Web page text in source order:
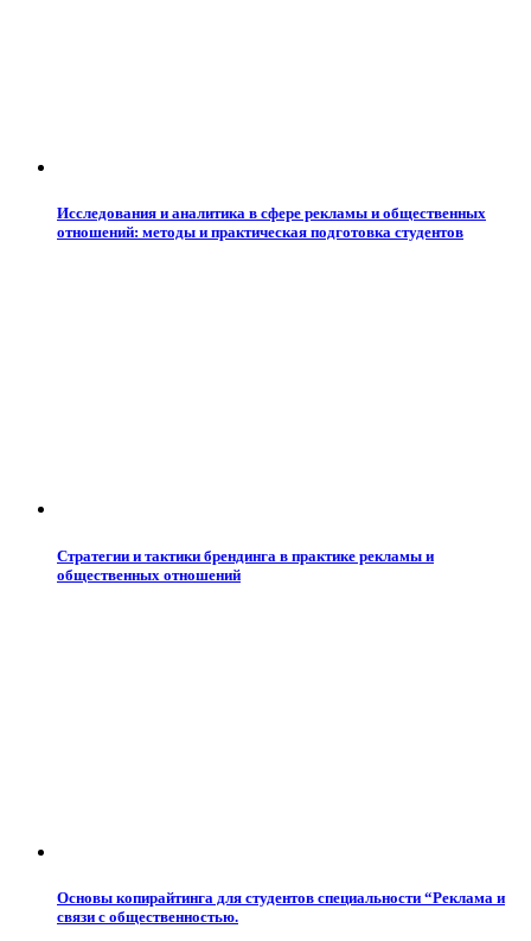
Исследования и аналитика в сфере рекламы и общественных
отношений: методы и практическая подготовка студентов
Стратегии и тактики брендинга в практике рекламы и
общественных отношений
Основы копирайтинга для студентов специальности “Реклама и
связи с общественностью.